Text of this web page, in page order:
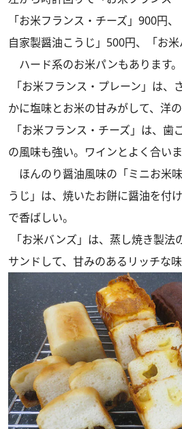
「お米フランス・チーズ」900円
自家製醤油こうじ」500円、「お米
ハード系のお米パンもあります。
「お米フランス・プレーン」は、
かに塩味とお米の甘みがして、洋
「お米フランス・チーズ」は、歯
の風味も強い。ワインとよく合いま
ほんのり醤油風味の「ミニお米
うじ」は、焼いたお餅に醤油を付
で香ばしい。
「お米バンズ」は、蒸し焼き製法
サンドして、甘みのあるリッチな